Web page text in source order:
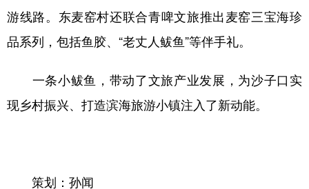
游线路。东麦窑村还联合青啤文旅推出麦窑三宝海珍
品系列，包括鱼胶、“老丈人鲅鱼”等伴手礼。
一条小鲅鱼，带动了文旅产业发展，为沙子口实
现乡村振兴、打造滨海旅游小镇注入了新动能。
策划：孙闻